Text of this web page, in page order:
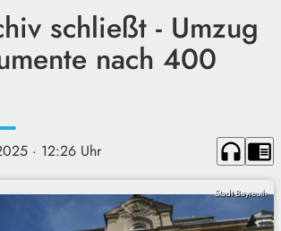
schließt - Umzug
nach 400
· 12:26 Uhr headphones chrome_reader_mode
Stadt Bayreuth